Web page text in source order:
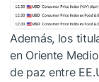
Además, los
en Oriente
de paz entre